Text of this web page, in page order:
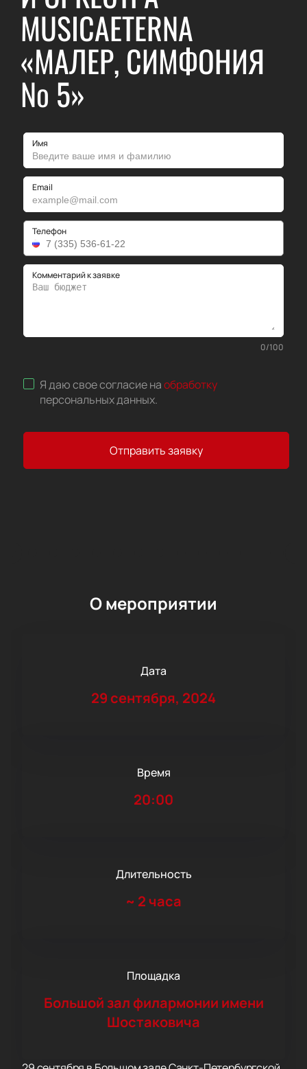
MUSICAETERNA
«МАЛЕР, СИМФОНИЯ
№ 5»
Имя
Email
Телефон
Комментарий к заявке
0/100
Я даю свое согласие наобработку
персональных данных.
Отправить заявку
О мероприятии
Дата
29 сентября, 2024
Время
20:00
Длительность
~ 2 часа
Площадка
Большой зал филармонии имени
Шостаковича